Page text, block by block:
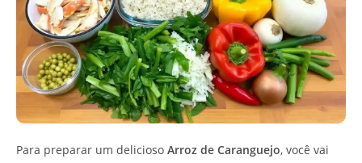
Para preparar um delicioso Arroz de Caranguejo, você vai